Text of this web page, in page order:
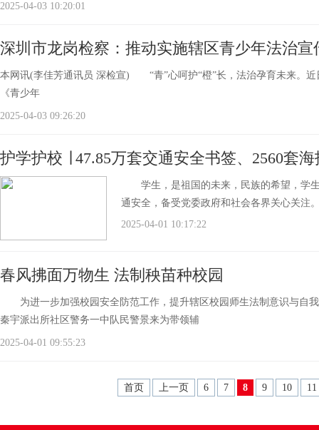
2025-04-03 10:20:01
深圳市龙岗检察：推动实施辖区青少年法治宣
本网讯(李佳芳通讯员 深检宣) “青”心呵护“橙”长，法治孕育未来。近
《青少年
2025-04-03 09:26:20
护学护校 ∣ 47.85万套交通安全书签、2560套
学生，是祖国的未来，民族的希望，学生
通安全，备受党委政府和社会各界关心关
2025-04-01 10:17:22
春风拂面万物生 法制秧苗种校园
为进一步加强校园安全防范工作，提升辖区校园师生法制意识与自我
秦宇派出所社区警务一中队民警景来为带领辅
2025-04-01 09:55:23
首页 上一页 6 7 8 9 10 11